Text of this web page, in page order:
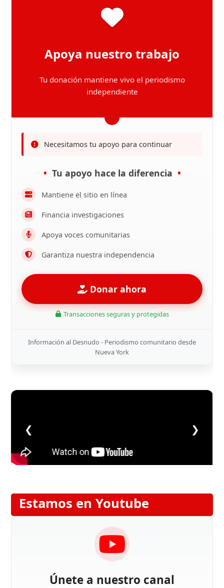
Apoya nuestro trabajo
Tu donación mantiene vivo el periodismo
independiente
Necesitamos tu apoyo para continuar
Tu apoyo hace la diferencia
Mantiene el sitio en línea
Financia investigaciones
Apoya voces comunitarias
Garantiza nuestra independencia
Donar ahora
Transacciones seguras y protegidas
Información al Desnudo - Periodismo comunitario desde
Nueva York
❮ ❯
Estamos en Youtube
Únete a nuestro canal